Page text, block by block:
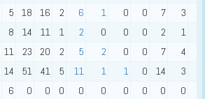
5 18 16 2 6 1 0 0 7 3
8 14 11 1 2 0 0 0 2 1
11 23 20 2 5 2 0 0 7 4
14 51 41 5 11 1 1 0 14 3
6 0 0 0 0 0 0 0 0 0